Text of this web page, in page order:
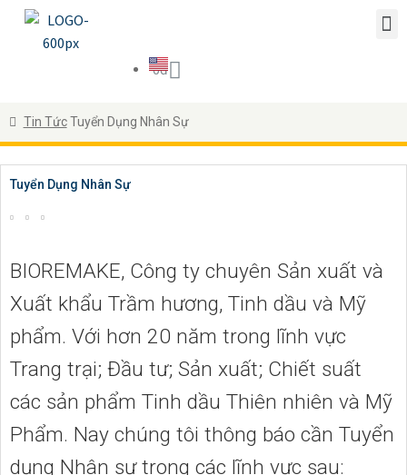
0đ
Tin Tức Tuyển Dụng Nhân Sự
Tuyển Dụng Nhân Sự
BIOREMAKE, Công ty chuyên Sản xuất và
Xuất khẩu Trầm hương, Tinh dầu và Mỹ
phẩm. Với hơn 20 năm trong lĩnh vực
Trang trại; Đầu tư; Sản xuất; Chiết suất
các sản phẩm Tinh dầu Thiên nhiên và Mỹ
Phẩm. Nay chúng tôi thông báo cần Tuyển
dụng Nhân sự trong các lĩnh vực sau: